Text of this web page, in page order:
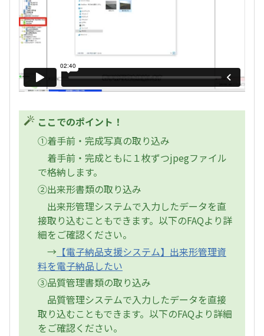
ここでのポイント！
①着手前・完成写真の取り込み
着手前・完成ともに１枚ずつjpegファイル
で格納します。
②出来形書類の取り込み
出来形管理システムで入力したデータを直
接取り込むこともできます。以下のFAQより詳
細をご確認ください。
→ 【電子納品支援システム】出来形管理資
料を電子納品したい
③品質管理書類の取り込み
品質管理システムで入力したデータを直接
取り込むこともできます。以下のFAQより詳細
をご確認ください。